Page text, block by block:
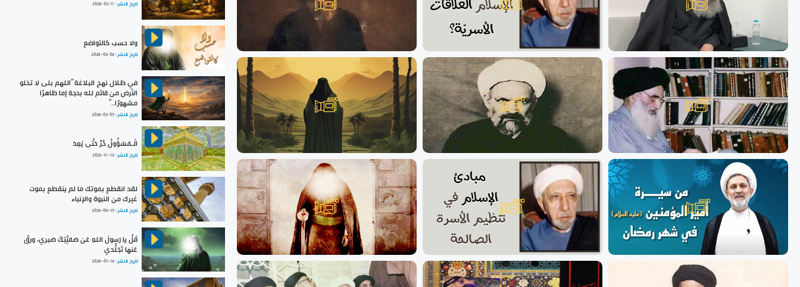
تاريخ النشر : 2026-02-11
ولا حسب كالتواضع
تاريخ النشر :2024-02-08
في ظلال نهج البلاغة ”اللهم بلى لا تخلو
الأرض من قائم لله بحجة إما ظاهرًا
مشهورًا..“
تاريخ النشر :2026-02-05
الْـمَسْؤُولُ حُرٌّ حَتَّى يَعِدَ
تاريخ النشر :2023-11-13
لقد انقطع بموتك ما لم ينقطع بموت
غيرك من النبوة والإنباء
تاريخ النشر :2023-09-15
قَلَّ يا رَسولَ اللهِ عَن صَفيَّتِكَ صَبري، ورقّ
عَنها تَجَلُّدي
تاريخ النشر :2024-01-16